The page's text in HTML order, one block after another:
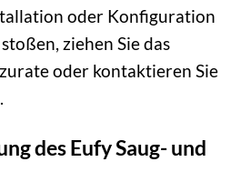
oder Konfiguration
ziehen Sie das
oder kontaktieren Sie
des Eufy Saug- und